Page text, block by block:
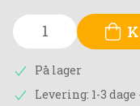
På lager
Levering: 1-3 dage